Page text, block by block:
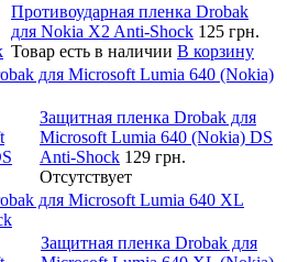
Противоударная пленка Drobak
для Nokia X2 Anti-Shock 125 грн.
Товар есть в наличии В корзину
для Microsoft Lumia 640 (Nokia)
Защитная пленка Drobak для
Microsoft Lumia 640 (Nokia) DS
Anti-Shock 129 грн.
Отсутствует
для Microsoft Lumia 640 XL
Защитная пленка Drobak для